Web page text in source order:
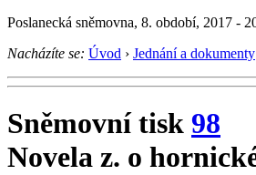
Poslanecká sněmovna, 8. období, 2017 -
Nacházíte se: Úvod › Jednání a dokumenty
Sněmovní tisk 98
Novela z. o